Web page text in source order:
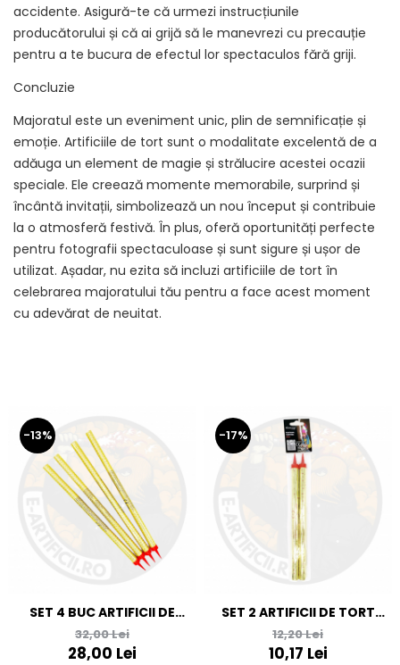
accidente. Asigură-te că urmezi instrucțiunile
producătorului și că ai grijă să le manevrezi cu precauție
pentru a te bucura de efectul lor spectaculos fără griji.
Concluzie
Majoratul este un eveniment unic, plin de semnificație și
emoție. Artificiile de tort sunt o modalitate excelentă de a
adăuga un element de magie și strălucire acestei ocazii
speciale. Ele creează momente memorabile, surprind și
încântă invitații, simbolizează un nou început și contribuie
la o atmosferă festivă. În plus, oferă oportunități perfecte
pentru fotografii spectaculoase și sunt sigure și ușor de
utilizat. Așadar, nu ezita să incluzi artificiile de tort în
celebrarea majoratului tău pentru a face acest moment
cu adevărat de neuitat.
-13%
SET 4 BUC ARTIFICII DE
TORT 30 CM - 120 SECUNDE
32,00 Lei
28,00 Lei
-17%
SET 2 ARTIFICII DE TORT
AURII, 25 CM 90 SEC
12,20 Lei
10,17 Lei